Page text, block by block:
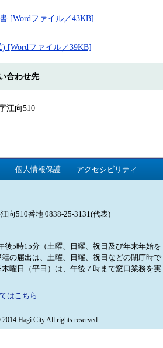
[Wordファイル／43KB]
[Wordファイル／39KB]
合わせ先
江向510
個人情報保護 アクセシビリティ
向510番地 0838-25-3131(代表)
後5時15分（土曜、日曜、祝日及び年末年始を
の届出は、土曜、日曜、祝日などの閉庁時で
曜日（平日）は、午後７時まで窓口業務を実
はこちら
Hagi City All rights reserved.